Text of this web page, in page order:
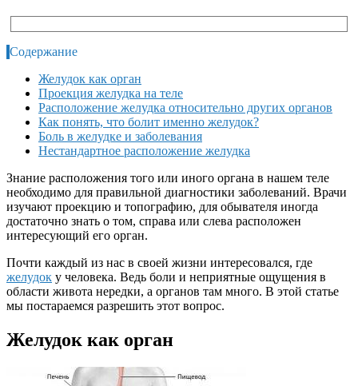
Содержание
Желудок как орган
Проекция желудка на теле
Расположение желудка относительно других органов
Как понять, что болит именно желудок?
Боль в желудке и заболевания
Нестандартное расположение желудка
Знание расположения того или иного органа в нашем теле
необходимо для правильной диагностики заболеваний. Врачи
изучают проекцию и топографию, для обывателя иногда
достаточно знать о том, справа или слева расположен
интересующий его орган.
Почти каждый из нас в своей жизни интересовался, где
желудок у человека. Ведь боли и неприятные ощущения в
области живота нередки, а органов там много. В этой статье
мы постараемся разрешить этот вопрос.
Желудок как орган